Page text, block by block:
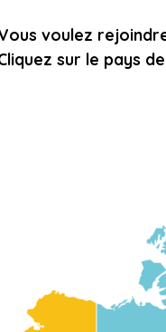
voulez
sur le pays